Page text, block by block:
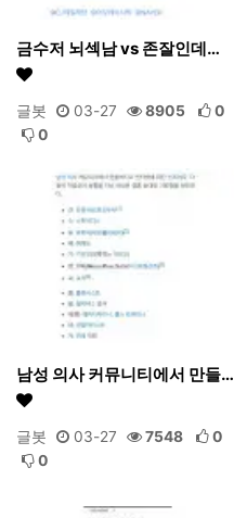
금수저 뇌섹남 vs 존잘인데…
글봇 03-27 8905
0
0
남성 의사 커뮤니티에서 만들…
글봇 03-27 7548
0
0